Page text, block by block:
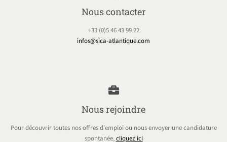
Nous contacter
+33 (0)5 46 43 99 22
infos@sica-atlantique.com
Nous rejoindre
Pour découvrir toutes nos offres d'emploi ou nous envoyer une candidature
spontanée,cliquez ici